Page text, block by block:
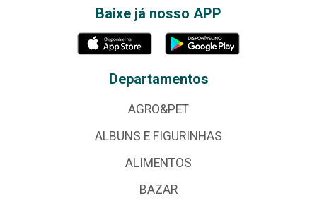
Baixe já nosso APP
Departamentos
AGRO&PET
ALBUNS E FIGURINHAS
ALIMENTOS
BAZAR